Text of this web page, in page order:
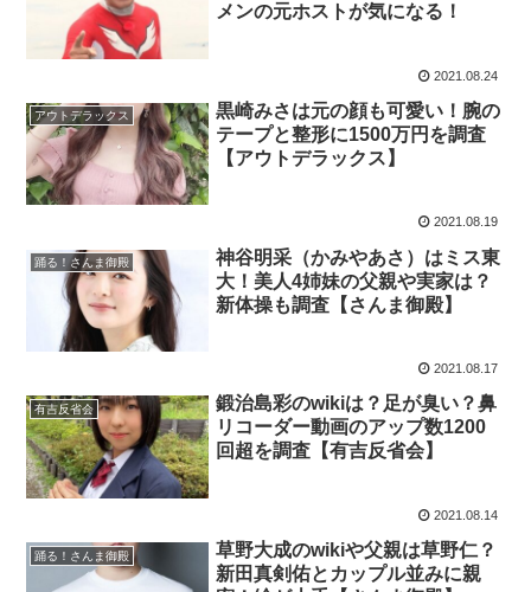
メンの元ホストが気になる！
2021.08.24
アウトデラックス
黒崎みさは元の顔も可愛い！腕の
テープと整形に1500万円を調査
【アウトデラックス】
2021.08.19
踊る！さんま御殿
神谷明采（かみやあさ）はミス東
大！美人4姉妹の父親や実家は？
新体操も調査【さんま御殿】
2021.08.17
有吉反省会
鍛治島彩のwikiは？足が臭い？鼻
リコーダー動画のアップ数1200
回超を調査【有吉反省会】
2021.08.14
踊る！さんま御殿
草野大成のwikiや父親は草野仁？
新田真剣佑とカップル並みに親